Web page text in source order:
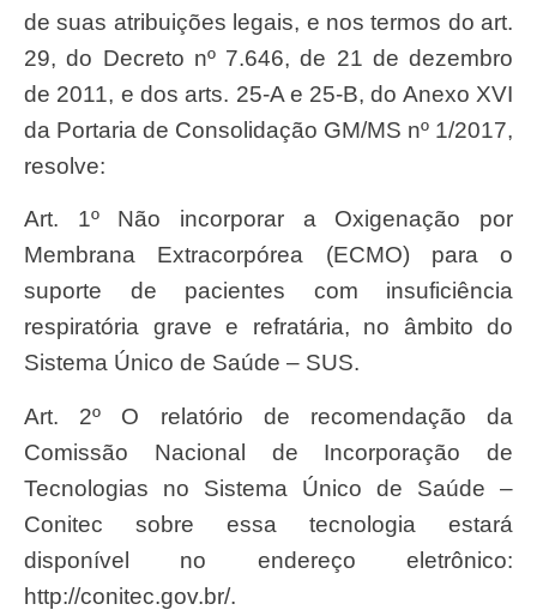
de suas atribuições legais, e nos termos do art.
29, do Decreto nº 7.646, de 21 de dezembro
de 2011, e dos arts. 25-A e 25-B, do Anexo XVI
da Portaria de Consolidação GM/MS nº 1/2017,
resolve:
Art. 1º Não incorporar a Oxigenação por
Membrana Extracorpórea (ECMO) para o
suporte de pacientes com insuficiência
respiratória grave e refratária, no âmbito do
Sistema Único de Saúde – SUS.
Art. 2º O relatório de recomendação da
Comissão Nacional de Incorporação de
Tecnologias no Sistema Único de Saúde –
Conitec sobre essa tecnologia estará
disponível no endereço eletrônico:
http://conitec.gov.br/.